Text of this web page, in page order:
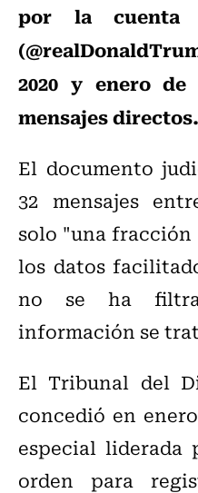
por la cuenta
2020 y enero de
mensajes directos.
El documento
32 mensajes
solo "una
los datos
no se ha
información se
El Tribunal del
concedió en
especial liderada
orden para